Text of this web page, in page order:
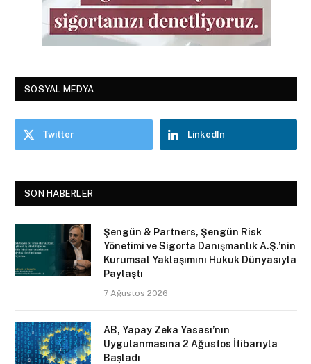
SOSYAL MEDYA
Twitter LinkedIn
SON HABERLER
Şengün & Partners, Şengün Risk
Yönetimi ve Sigorta Danışmanlık A.Ş.’nin
Kurumsal Yaklaşımını Hukuk Dünyasıyla
Paylaştı
7 Ağustos 2026
AB, Yapay Zeka Yasası’nın
Uygulanmasına 2 Ağustos İtibarıyla
Başladı